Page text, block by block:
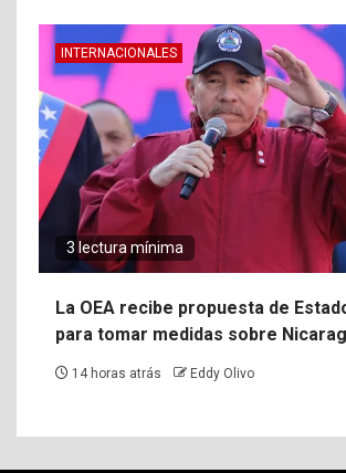
INTERNACIONALES
3 lectura mínima
La OEA recibe propuesta de
para tomar medidas sobre
14 horas atrás Eddy Olivo